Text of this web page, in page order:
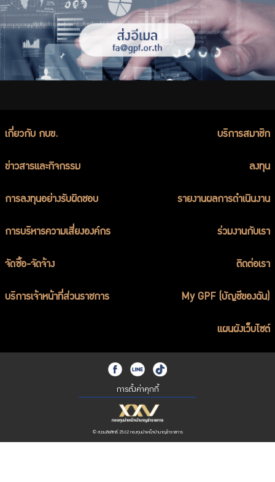
เกี่ยวกับ กบข. บริการสมาชิก
ข่าวสารและกิจกรรม ลงทุน
การลงทุนอย่างรับผิดชอบ รายงานผลการดำเนินงาน
การบริหารความเสี่ยงองค์กร ร่วมงานกับเรา
จัดซื้อ-จัดจ้าง ติดต่อเรา
บริการเจ้าหน้าที่ส่วนราชการ My GPF (บัญชีของฉัน)
แผนผังเว็บไซต์
การตั้งค่าคุกกี้
© สงวนลิขสิทธิ์ 2562 กองทุนบำเหน็จบำนาญข้าราชการ